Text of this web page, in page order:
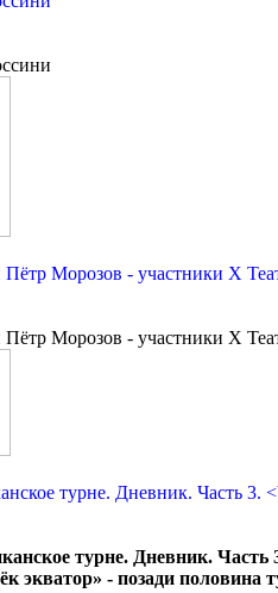
Морозов - участники X
Морозов - участники X
турне. Дневник. Часть 3.
турне. Дневник. Часть
экватор» - позади половина